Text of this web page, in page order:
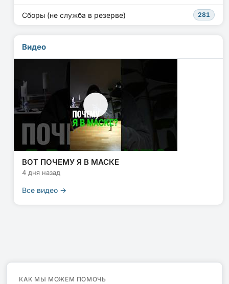
Сборы (не служба в резерве) 281
Видео
ВОТ ПОЧЕМУ Я В МАСКЕ
4 дня назад
Все видео →
КАК МЫ МОЖЕМ ПОМОЧЬ